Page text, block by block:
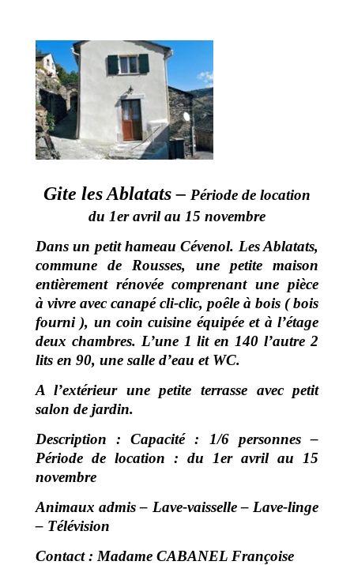
Gite les Ablatats – Période de location
du 1er avril au 15 novembre
Dans un petit hameau Cévenol. Les Ablatats,
commune de Rousses, une petite maison
entièrement rénovée comprenant une pièce
à vivre avec canapé cli-clic, poêle à bois ( bois
fourni ), un coin cuisine équipée et à l’étage
deux chambres. L’une 1 lit en 140 l’autre 2
lits en 90, une salle d’eau et WC.
A l’extérieur une petite terrasse avec petit
salon de jardin.
Description : Capacité : 1/6 personnes –
Période de location : du 1er avril au 15
novembre
Animaux admis – Lave-vaisselle – Lave-linge
– Télévision
Contact : Madame CABANEL Françoise